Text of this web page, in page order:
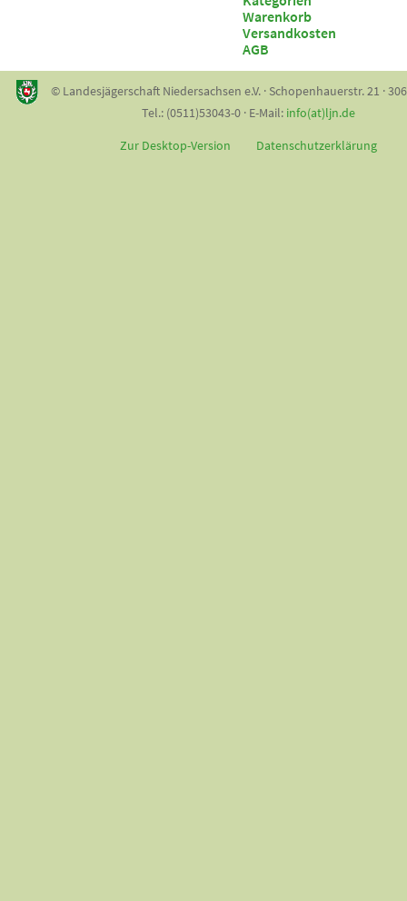
Warenkorb
Versandkosten
AGB
© Landesjägerschaft Niedersachsen e.V. · Schopenhauerstr. 21 ·
Tel.: (0511)53043-0 · E-Mail: info(at)ljn.de
Zur Desktop-Version
Datenschutzerklärung